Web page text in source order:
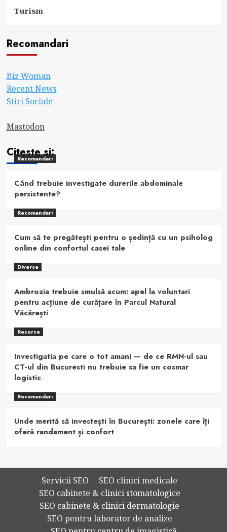
Turism
Recomandari
Biz Woman
Recent News
Stiri Sociale
Mastodon
Citeste si:
Recomandari
Când trebuie investigate durerile abdominale
persistente?
Recomandari
Cum să te pregătești pentru o ședință cu un psiholog
online din confortul casei tale
Diverse
Ambrozia trebuie smulsă acum: apel la voluntari
pentru acțiune de curățare în Parcul Natural
Văcărești
Resurse
Investigatia pe care o tot amani — de ce RMN-ul sau
CT-ul din Bucuresti nu trebuie sa fie un cosmar
logistic
Recomandari
Unde merită să investești în București: zonele care îți
oferă randament și confort
Servicii SEO
SEO clinici medicale
SEO cabinete & clinici stomatologice
SEO cabinete & clinici dermatologie
SEO pentru laborator de analize